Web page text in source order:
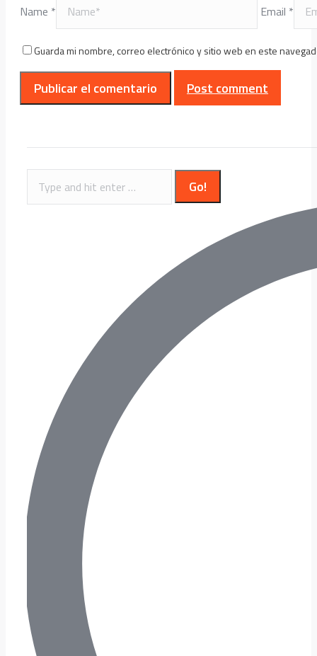
Name * Email *
Guarda mi nombre, correo electrónico y sitio web en este
Post comment